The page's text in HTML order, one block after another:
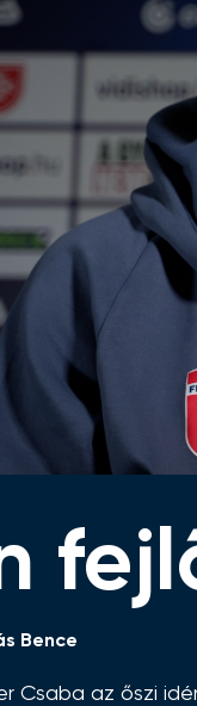
Bence
Csaba az őszi